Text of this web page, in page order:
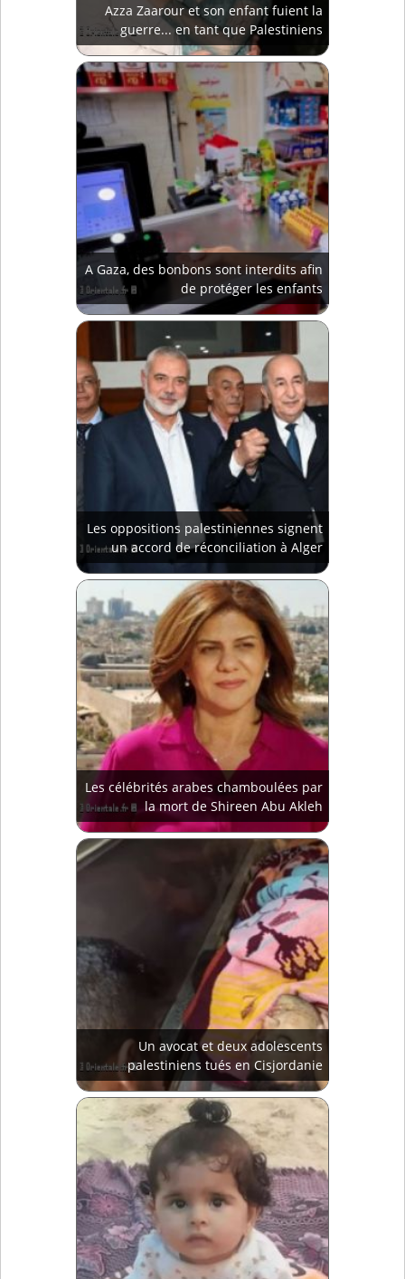
Azza Zaarour et son enfant fuient la
guerre... en tant que Palestiniens
A Gaza, des bonbons sont interdits afin
de protéger les enfants
Les oppositions palestiniennes signent
un accord de réconciliation à Alger
Les célébrités arabes chamboulées par
la mort de Shireen Abu Akleh
Un avocat et deux adolescents
palestiniens tués en Cisjordanie